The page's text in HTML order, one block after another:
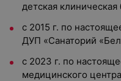
детская
с 2015 г. по
ДУП «Санаторий
с 2023 г. по
медицинского